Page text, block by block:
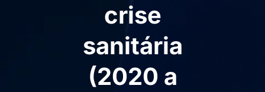
crise
sanitária
(2020 a